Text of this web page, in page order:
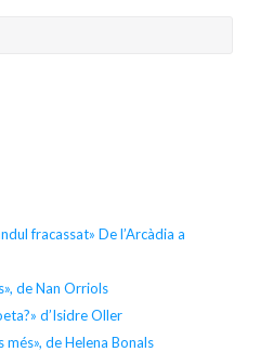
fracassat» De l’Arcàdia a
de Nan Orriols
d’Isidre Oller
més», de Helena Bonals